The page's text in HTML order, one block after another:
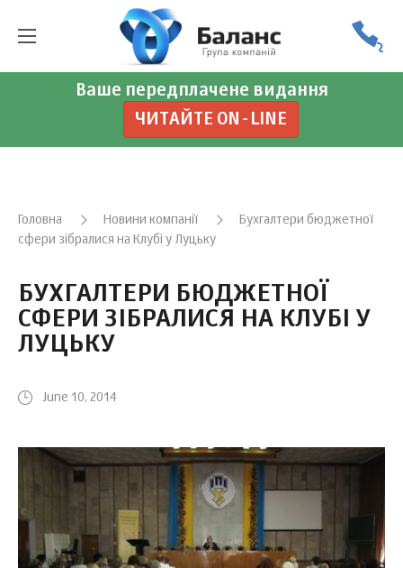
Ваше передплачене видання
ЧИТАЙТЕ ON-LINE
Головна Новини компанії
Бухгалтери бюджетної
сфери зібралися на Клубі у Луцьку
БУХГАЛТЕРИ БЮДЖЕТНОЇ
СФЕРИ ЗІБРАЛИСЯ НА КЛУБІ У
ЛУЦЬКУ
June 10, 2014